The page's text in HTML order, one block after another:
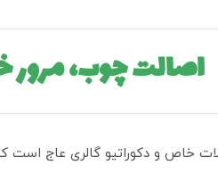
اصالت چوب، مرور
60 سانتی‌متری از محصولات خاص و